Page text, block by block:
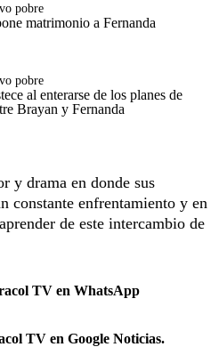
pobre
matrimonio a Fernanda
pobre
al enterarse de los planes de
Brayan y Fernanda
y drama en donde sus
constante enfrentamiento y en
de este intercambio de
TV en WhatsApp
TV en Google Noticias.